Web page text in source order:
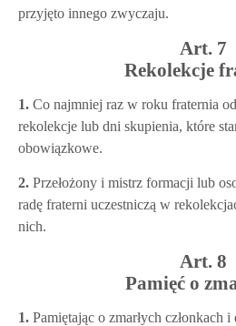
przyjęto innego zwyczaju.
Art. 7
Rekolekcje
1. Co najmniej raz w roku fraternia
rekolekcje lub dni skupienia, które
obowiązkowe.
2. Przełożony i mistrz formacji lub
radę fraterni uczestniczą w
nich.
Art. 8
Pamięć o
1. Pamiętając o zmarłych członkach